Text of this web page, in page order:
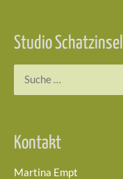
Studio Schatzinsel
Kontakt
Martina Empt